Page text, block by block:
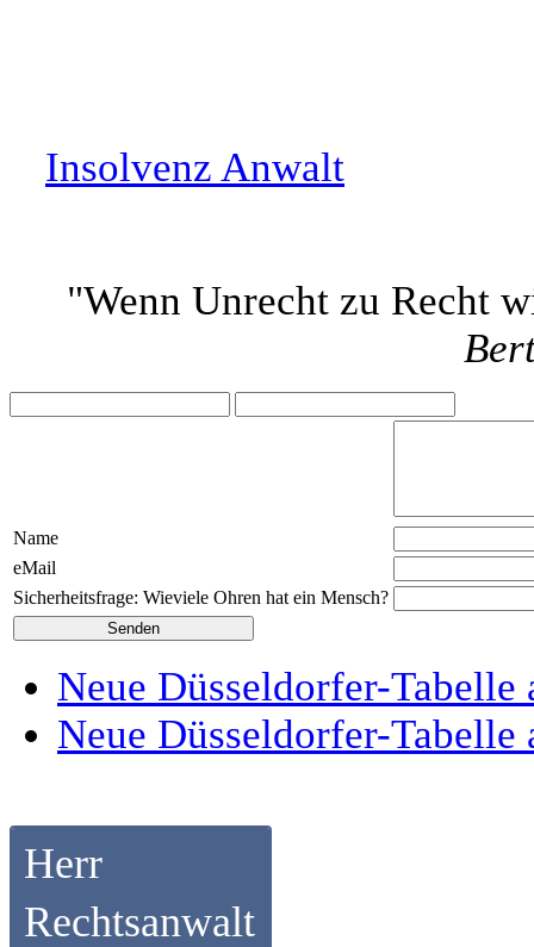
Insolvenz Anwalt
"Wenn Unrecht zu Recht
Name
eMail
Sicherheitsfrage: Wieviele Ohren hat ein Mensch?
Neue Düsseldorfer-Tabelle
Neue Düsseldorfer-Tabelle
Herr
Rechtsanwalt